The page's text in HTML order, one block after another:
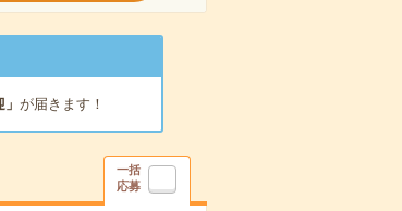
が届きます！
一括
応募